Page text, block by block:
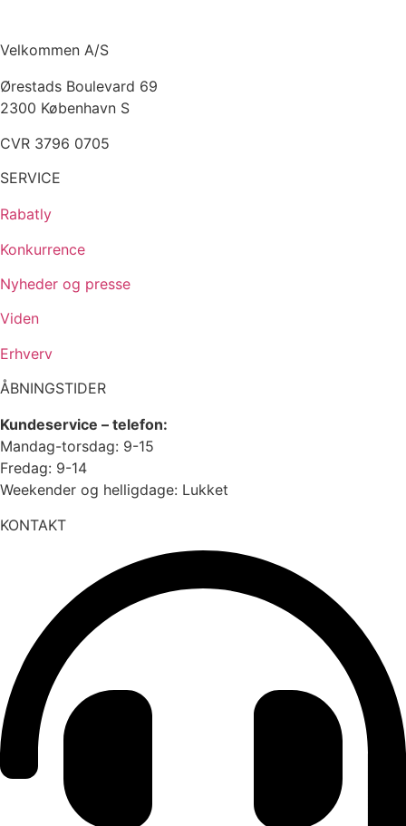
Velkommen A/S
Ørestads Boulevard 69
2300 København S
CVR 3796 0705
SERVICE
Rabatly
Konkurrence
Nyheder og presse
Viden
Erhverv
ÅBNINGSTIDER
Kundeservice – telefon:
Mandag-torsdag: 9-15
Fredag: 9-14
Weekender og helligdage: Lukket
KONTAKT